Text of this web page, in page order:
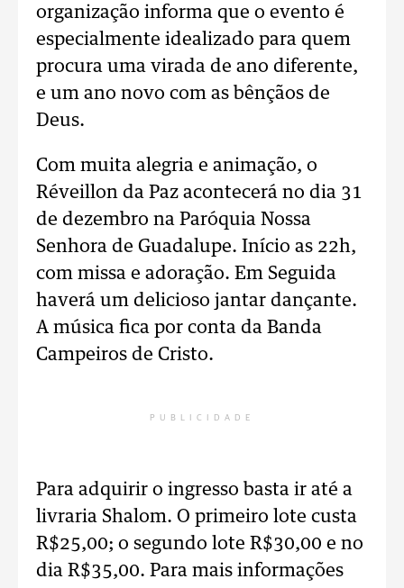
organização informa que o evento é
especialmente idealizado para quem
procura uma virada de ano diferente,
e um ano novo com as bênçãos de
Deus.
Com muita alegria e animação, o
Réveillon da Paz acontecerá no dia 31
de dezembro na Paróquia Nossa
Senhora de Guadalupe. Início as 22h,
com missa e adoração. Em Seguida
haverá um delicioso jantar dançante.
A música fica por conta da Banda
Campeiros de Cristo.
PUBLICIDADE
Para adquirir o ingresso basta ir até a
livraria Shalom. O primeiro lote custa
R$25,00; o segundo lote R$30,00 e no
dia R$35,00. Para mais informações